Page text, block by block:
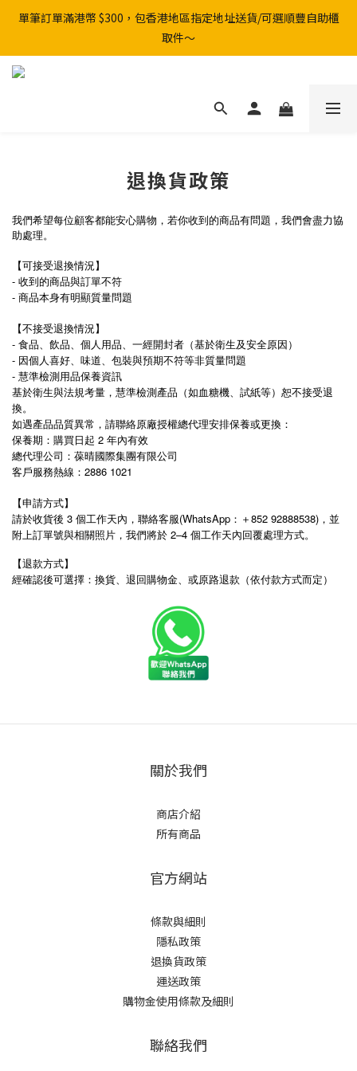
單筆訂單滿港幣 $300，包香港地區指定地址送貨/可選順豐自助櫃
取件～
退換貨政策
我們希望每位顧客都能安心購物，若你收到的商品有問題，我們會盡力協
助處理。
【可接受退換情況】
- 收到的商品與訂單不符
- 商品本身有明顯質量問題
【不接受退換情況】
- 食品、飲品、個人用品、一經開封者（基於衛生及安全原因）
- 因個人喜好、味道、包裝與預期不符等非質量問題
- 慧準檢測用品保養資訊
基於衛生與法規考量，慧準檢測產品（如血糖機、試紙等）恕不接受退
換。
如遇產品品質異常，請聯絡原廠授權總代理安排保養或更換：
保養期：購買日起 2 年內有效
總代理公司：葆晴國際集團有限公司
客戶服務熱線： 2886 1021
【申請方式】
請於收貨後 3 個工作天內，聯絡客服(WhatsApp ：＋ 852 92888538) ，並
附上訂單號與相關照片，我們將於 2–4 個工作天內回覆處理方式。
【退款方式】
經確認後可選擇：換貨、退回購物金、或原路退款（依付款方式而定）
關於我們
商店介紹
所有商品
官方網站
條款與細則
隱私政策
退換貨政策
運送政策
購物金使用條款及細則
聯絡我們